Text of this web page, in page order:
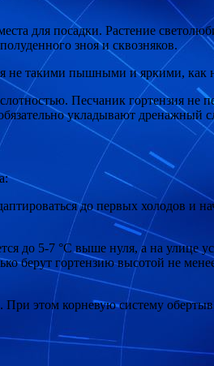
для посадки. Растение
зноя и сквозняков.
не такими пышными и яркими, как
Песчаник гортензия не
укладывают дренажный
до первых холодов и
до 5-7 °С выше нуля, а на улице
берут гортензию высотой не
этом корневую систему